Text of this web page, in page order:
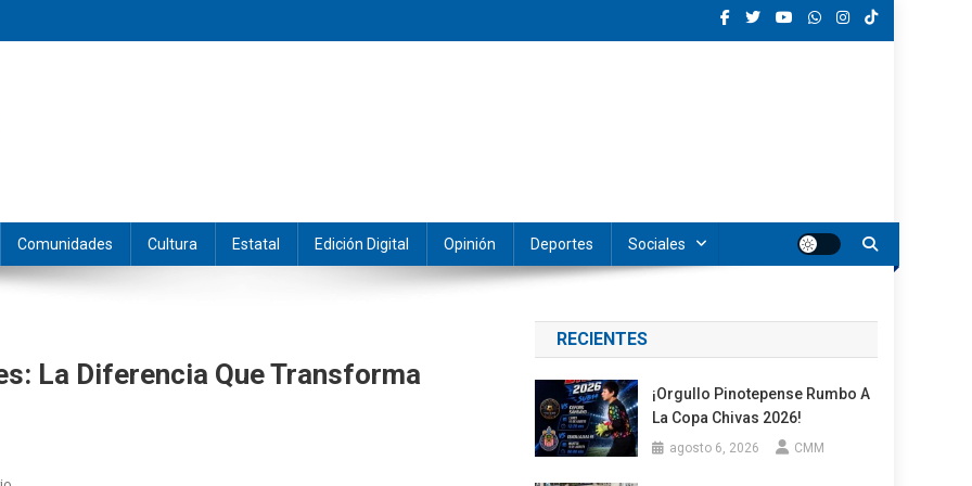
Comunidades Cultura Estatal Edición Digital Opinión Deportes Sociales
La Diferencia Que Transforma
RECIENTES
¡Orgullo Pinotepense Rumbo A
La Copa Chivas 2026!
agosto 6, 2026 CMM